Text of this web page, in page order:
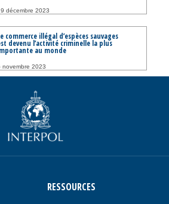
décembre 2023
commerce illégal d’espèces sauvages
devenu l’activité criminelle la plus
au monde
novembre 2023
RESSOURCES